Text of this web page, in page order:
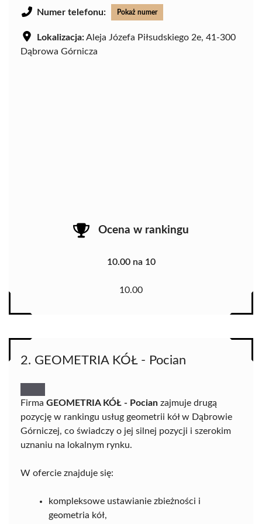
Numer telefonu: Pokaż numer
Lokalizacja:Aleja Józefa Piłsudskiego 2e, 41-300
Dąbrowa Górnicza
Ocena w rankingu
10.00 na 10
10.00
2. GEOMETRIA KÓŁ - Pocian
Firma GEOMETRIA KÓŁ - Pocian zajmuje drugą
pozycję w rankingu usług geometrii kół w Dąbrowie
Górniczej, co świadczy o jej silnej pozycji i szerokim
uznaniu na lokalnym rynku.
W ofercie znajduje się:
kompleksowe ustawianie zbieżności i
geometria kół,